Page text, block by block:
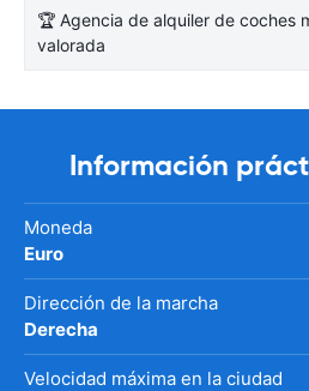
🏆 Agencia de alquiler de coches
valorada
Información
Moneda
Euro
Dirección de la marcha
Derecha
Velocidad máxima en la ciudad